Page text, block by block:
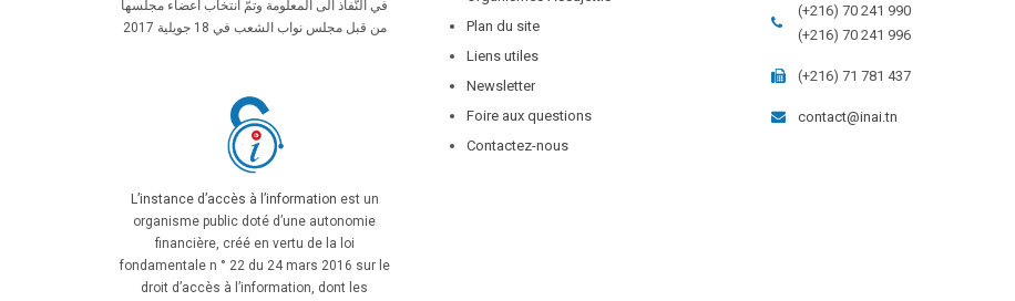
في النّفاذ الى المعلومة وتمّ انتخاب أعضاء مجلسها
من قبل مجلس نواب الشعب في 18 جويلية 2017
L’instance d’accès à l’information est un
organisme public doté d’une autonomie
financière, créé en vertu de la loi
fondamentale n ° 22 du 24 mars 2016 sur le
droit d’accès à l’information, dont les
Plan du site
Liens utiles
Newsletter
Foire aux questions
Contactez-nous
(+216) 70 241 990
(+216) 70 241 996
(+216) 71 781 437
contact@inai.tn